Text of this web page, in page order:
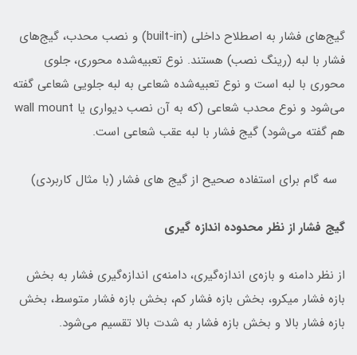
گیج‌های فشار به اصطلاح داخلی (built-in) و نصب محدب، گیج‌های
فشار با لبه (رینگ نصب) هستند. نوع تعبیه‌شده محوری، جلوی
محوری با لبه است و نوع تعبیه‌شده شعاعی به لبه جلویی شعاعی گفته
می‌شود و نوع محدب شعاعی (که به آن نصب دیواری یا wall mount
هم گفته می‌شود) گیج فشار با لبه عقب شعاعی است.
سه گام برای استفاده صحیح از گیج‌ های فشار (با مثال کاربردی)
گیج‌ فشار از نظر محدوده اندازه گیری
از نظر دامنه و بازه‌ی اندازه‌گیری، دامنه‌ی اندازه‌گیری فشار به بخش
بازه فشار میکرو، بخش بازه فشار کم، بخش بازه فشار متوسط، بخش
بازه فشار بالا و بخش بازه فشار به شدت بالا تقسیم می‌شود.